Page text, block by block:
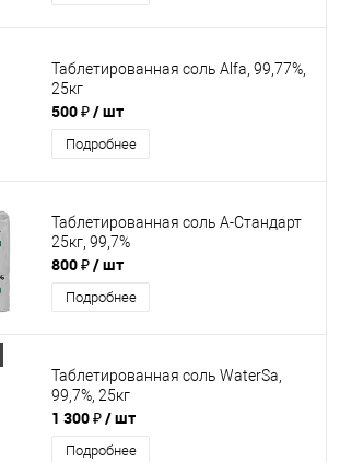
Таблетированная соль Alfa, 99,77%,
25кг
500 ₽/ шт
Подробнее
Таблетированная соль А-Стандарт
25кг, 99,7%
800 ₽/ шт
Подробнее
Таблетированная соль WaterSa,
99,7%, 25кг
1 300 ₽/ шт
Подробнее